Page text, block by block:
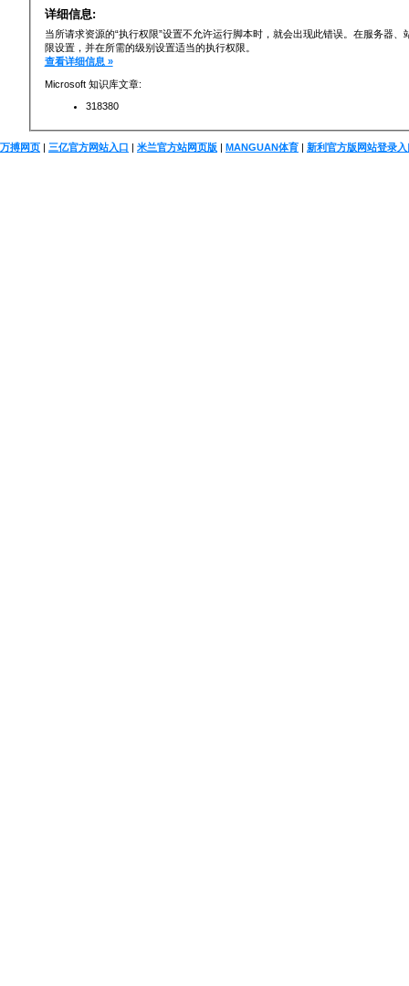
详细信息:
当所请求资源的“执行权限”设置不允许运行脚本时，就会出现此错误。在服务器
限设置，并在所需的级别设置适当的执行权限。
查看详细信息 »
Microsoft 知识库文章:
318380
万搏网页 | 三亿官方网站入口 | 米兰官方站网页版 | MANGUAN体育 | 新利官方版网站登录入